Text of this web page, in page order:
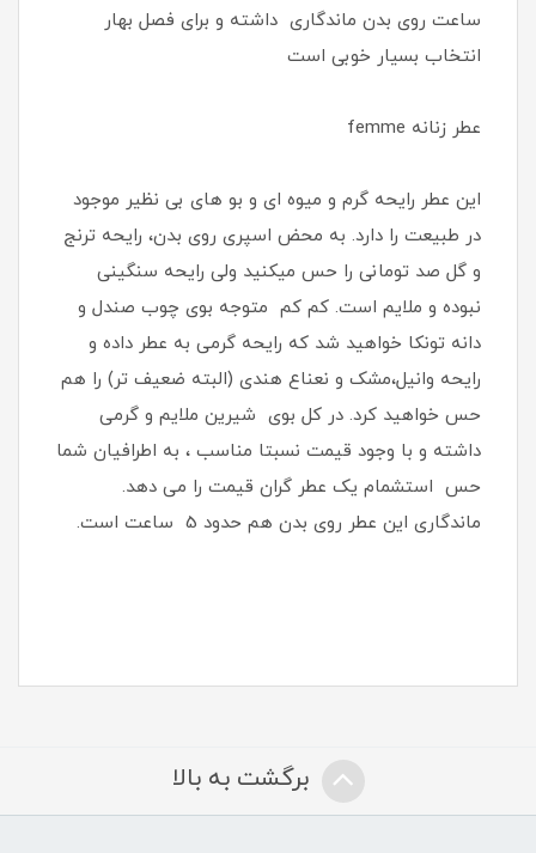
ساعت روی بدن ماندگاری داشته و برای فصل بهار
انتخاب بسیار خوبی است
عطر زنانه femme
این عطر رایحه گرم و میوه ای و بو های بی نظیر موجود
در طبیعت را دارد. به محض اسپری روی بدن، رایحه ترنج
و گل صد تومانی را حس میکنید ولی رایحه سنگینی
نبوده و ملایم است. کم کم متوجه بوی چوب صندل و
دانه تونکا خواهید شد که رایحه گرمی به عطر داده و
رایحه وانیل،مشک و نعناع هندی (البته ضعیف تر) را هم
حس خواهید کرد. در کل بوی شیرین ملایم و گرمی
داشته و با وجود قیمت نسبتا مناسب ، به اطرافیان شما
حس استشمام یک عطر گران قیمت را می دهد.
ماندگاری این عطر روی بدن هم حدود 5 ساعت است.
برگشت به بالا